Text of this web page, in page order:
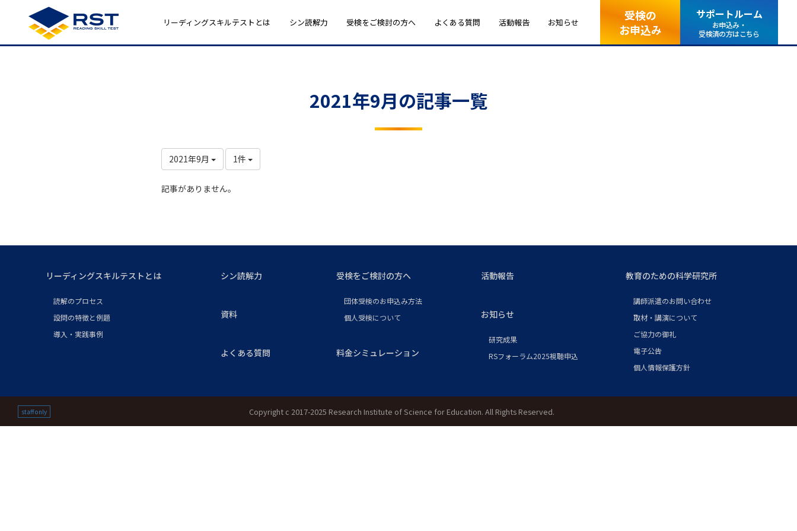
リーディングスキルテストとは シン読解力 受検をご検討の方へ よくある質問 活動報告 お知らせ
受検の
お申込み
サポートルーム
お申込み・
受検済の方はこちら
2021年9月の記事一覧
2021年9月 1件
記事がありません。
リーディングスキルテストとは
読解のプロセス
設問の特徴と例題
導入・実践事例
シン読解力 受検をご検討の方へ
団体受検のお申込み方法
個人受検について
料金シミュレーション
資料
よくある質問
活動報告
お知らせ
研究成果
RSフォーラム2025視聴申込
教育のための科学研究所
講師派遣のお問い合わせ
取材・講演について
ご協力の御礼
電子公告
個人情報保護方針
staff only Copyright c 2017-2025 Research Institute of Science for Education. All Rights Reserved.